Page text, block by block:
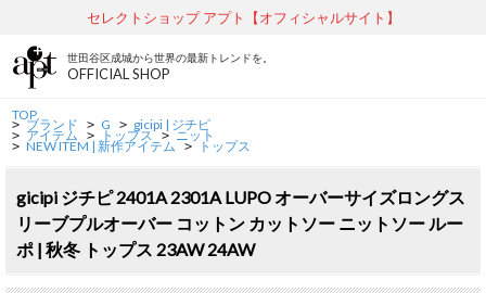
セレクトショップ アプト【オフィシャルサイト】
世田谷区成城から世界の最新トレンドを。
OFFICIAL SHOP
TOP
> ブランド > G > gicipi | ジチピ
> アイテム > トップス > ニット
> NEW ITEM | 新作アイテム > トップス
gicipi ジチピ 2401A 2301A LUPO オーバーサイズロングス
リーブプルオーバー コットン カットソー ニットソー ルー
ポ | 秋冬 トップス 23AW 24AW